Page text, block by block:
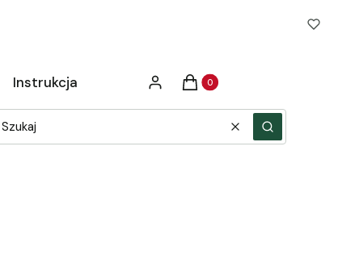
Instrukcja Zaloguj sięProdukty w koszyku: 0.
Koszyk
WyczyśćSzukaj